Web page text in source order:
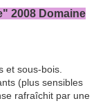
2008 Domaine
et sous-bois.
(plus sensibles
rafraîchit par une